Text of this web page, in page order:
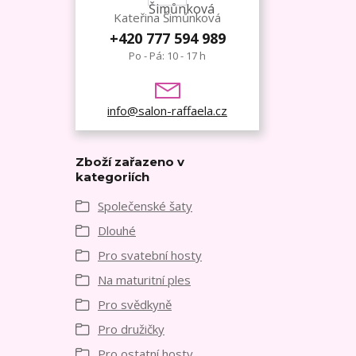
Kateřina Šimůnková
+420 777 594 989
Po - Pá: 10 - 17 h
info@salon-raffaela.cz
Zboží zařazeno v
kategoriích
Společenské šaty
Dlouhé
Pro svatební hosty
Na maturitní ples
Pro svědkyně
Pro družičky